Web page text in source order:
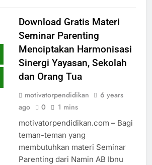
Download Gratis Materi
Seminar Parenting
Menciptakan Harmonisasi
Sinergi Yayasan, Sekolah
dan Orang Tua
motivatorpendidikan
6 years
ago
0 1 mins
motivatorpendidikan.com – Bagi
teman-teman yang
membutuhkan materi Seminar
Parenting dari Namin AB Ibnu